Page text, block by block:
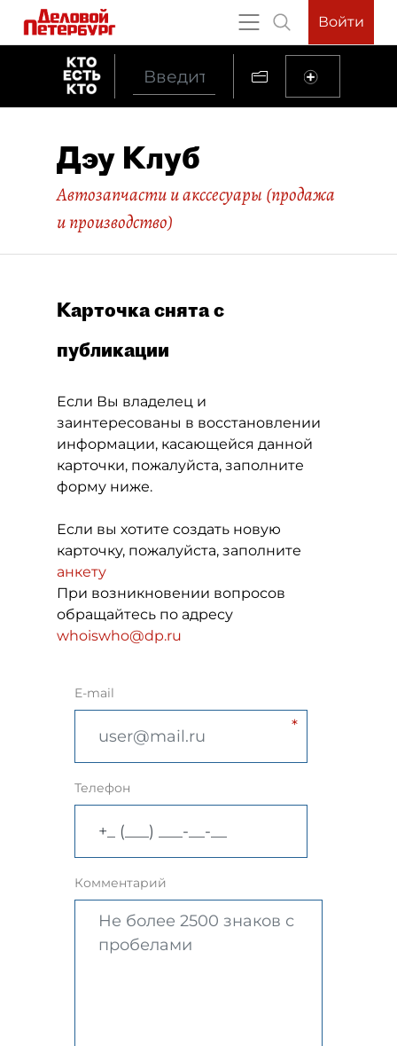
Войти
Дэу Клуб
Автозапчасти и акссесуары (продажа
и производство)
Карточка снята с
публикации
Если Вы владелец и
заинтересованы в восстановлении
информации, касающейся данной
карточки, пожалуйста, заполните
форму ниже.
Если вы хотите создать новую
карточку, пожалуйста, заполните
анкету
При возникновении вопросов
обращайтесь по адресу
whoiswho@dp.ru
E-mail
Телефон
Комментарий